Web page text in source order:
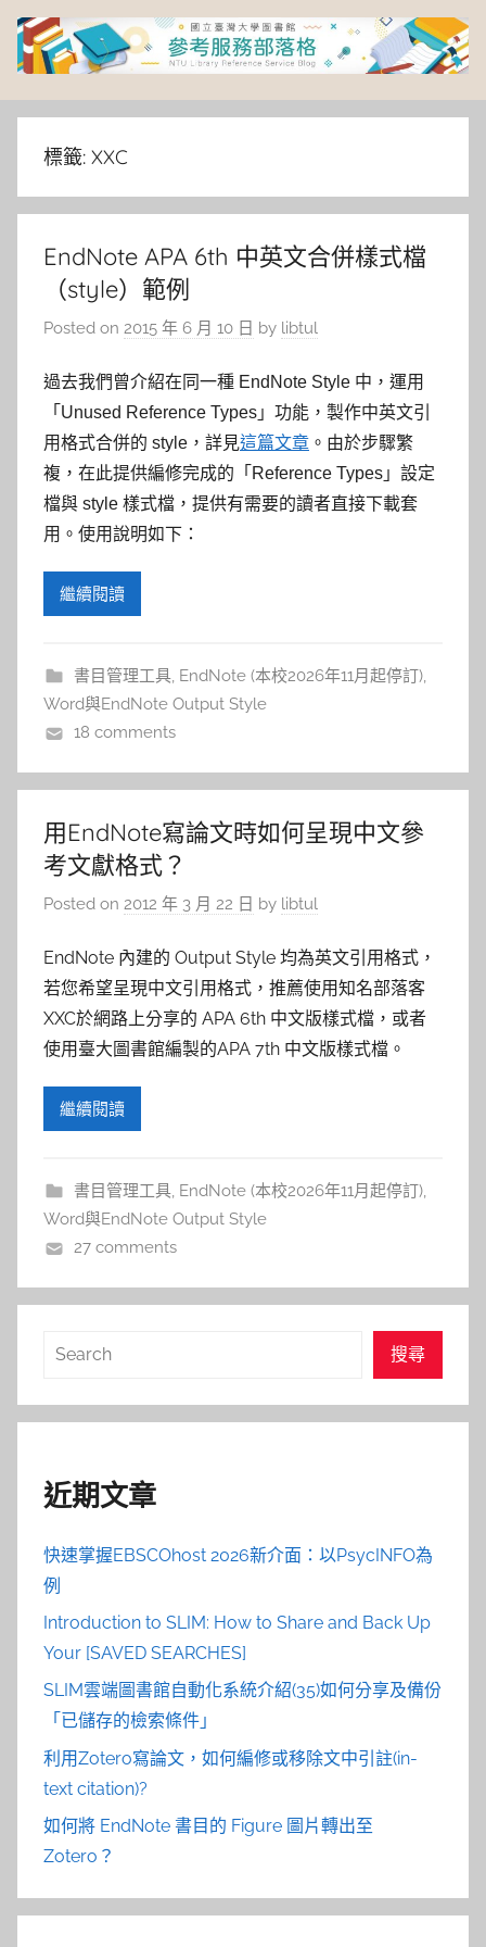
Skip
content
臺
灣
大
學
圖
書
館
參
考
部
落
格
標籤: XXC
EndNote APA 6th 中英文合併樣式檔
（style）範例
Posted on 2015 年 6 月 10 日 by libtul
過去我們曾介紹在同一種 EndNote Style 中，運用
「Unused Reference Types」功能，製作中英文引
用格式合併的 style，詳見這篇文章 。由於步驟繁
複，在此提供編修完成的「Reference Types」設定
檔與 style 樣式檔，提供有需要的讀者直接下載套
用。使用說明如下：
繼續閱讀
書目管理工具, EndNote (本校2026年11月起停訂),
Word與EndNote Output Style
18 comments
用EndNote寫論文時如何呈現中文參
考文獻格式？
Posted on 2012 年 3 月 22 日 by libtul
EndNote 內建的 Output Style 均為英文引用格式，
若您希望呈現中文引用格式，推薦使用知名部落客
XXC於網路上分享的 APA 6th 中文版樣式檔，或者
使用臺大圖書館編製的APA 7th 中文版樣式檔。
繼續閱讀
書目管理工具, EndNote (本校2026年11月起停訂),
Word與EndNote Output Style
27 comments
搜
搜尋
近期文章
快速掌握EBSCOhost 2026新介面：以PsycINFO為
例
Introduction to SLIM: How to Share and Back Up
Your [SAVED SEARCHES]
SLIM雲端圖書館自動化系統介紹(35)如何分享及備份
「已儲存的檢索條件」
利用Zotero寫論文，如何編修或移除文中引註(in-
text citation)?
如何將 EndNote 書目的 Figure 圖片轉出至
Zotero？